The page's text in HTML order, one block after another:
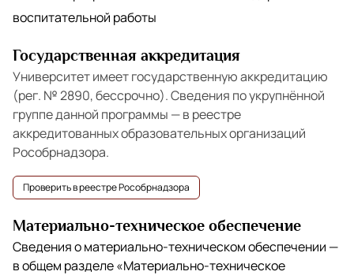
воспитательной работы
Государственная аккредитация
Университет имеет государственную аккредитацию
(рег. № 2890, бессрочно). Сведения по укрупнённой
группе данной программы — в реестре
аккредитованных образовательных организаций
Рособрнадзора.
Проверить в реестре Рособрнадзора
Материально-техническое обеспечение
Сведения о материально-техническом обеспечении —
в общем разделе«Материально-техническое